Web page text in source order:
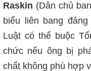
Raskin (Dân chủ
biểu liên bang
Luật có thể buộc
chức nếu ông bị
chất không phù hợp